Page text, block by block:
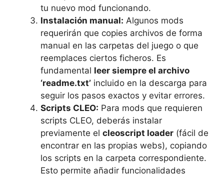
tu nuevo mod funcionando.
Instalación manual: Algunos mods
requerirán que copies archivos de forma
manual en las carpetas del juego o que
reemplaces ciertos ficheros. Es
fundamental leer siempre el archivo
‘readme.txt’ incluido en la descarga para
seguir los pasos exactos y evitar errores.
Scripts CLEO: Para mods que requieren
scripts CLEO, deberás instalar
previamente el cleoscript loader (fácil de
encontrar en las propias webs), copiando
los scripts en la carpeta correspondiente.
Esto permite añadir funcionalidades